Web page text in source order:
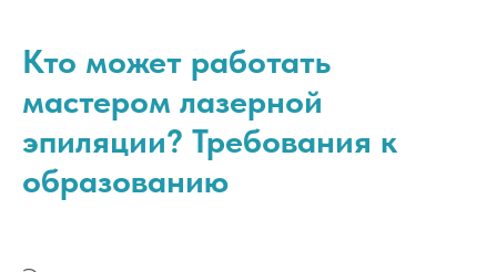
Кто может работать
мастером лазерной
эпиляции? Требования к
образованию